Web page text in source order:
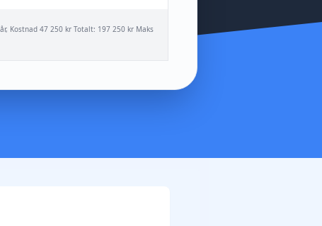
Kostnad 47 250 kr Totalt: 197 250 kr Maks